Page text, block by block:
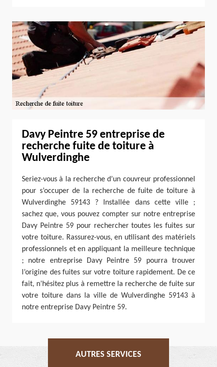
Davy Peintre 59 entreprise de
recherche fuite de toiture à
Wulverdinghe
Seriez-vous à la recherche d’un couvreur professionnel
pour s’occuper de la recherche de fuite de toiture à
Wulverdinghe 59143 ? Installée dans cette ville ;
sachez que, vous pouvez compter sur notre entreprise
Davy Peintre 59 pour rechercher toutes les fuites sur
votre toiture. Rassurez-vous, en utilisant des matériels
professionnels et en appliquant la meilleure technique
; notre entreprise Davy Peintre 59 pourra trouver
l’origine des fuites sur votre toiture rapidement. De ce
fait, n’hésitez plus à remettre la recherche de fuite sur
votre toiture dans la ville de Wulverdinghe 59143 à
notre entreprise Davy Peintre 59.
AUTRES SERVICES